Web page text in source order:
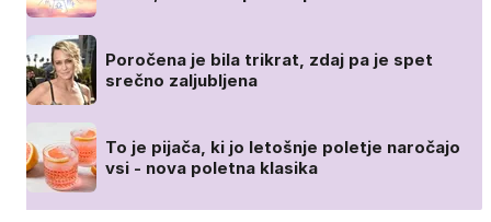
Poročena je bila trikrat, zdaj pa je spet
srečno zaljubljena
To je pijača, ki jo letošnje poletje naročajo
vsi - nova poletna klasika